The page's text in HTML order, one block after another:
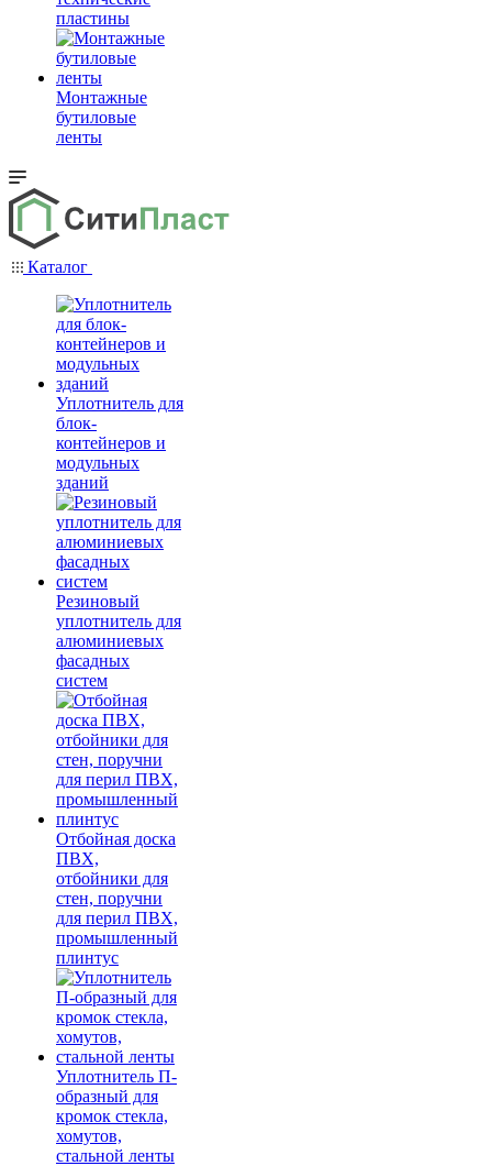
пластины
Монтажные
бутиловые
ленты
Каталог
Уплотнитель для
блок-
контейнеров и
модульных
зданий
Резиновый
уплотнитель для
алюминиевых
фасадных
систем
Отбойная доска
ПВХ,
отбойники для
стен, поручни
для перил ПВХ,
промышленный
плинтус
Уплотнитель П-
образный для
кромок стекла,
хомутов,
стальной ленты